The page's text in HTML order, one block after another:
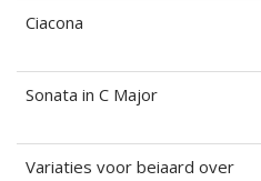
Ciacona
Sonata in C Major
Variaties voor beiaard over